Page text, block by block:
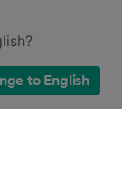
to English